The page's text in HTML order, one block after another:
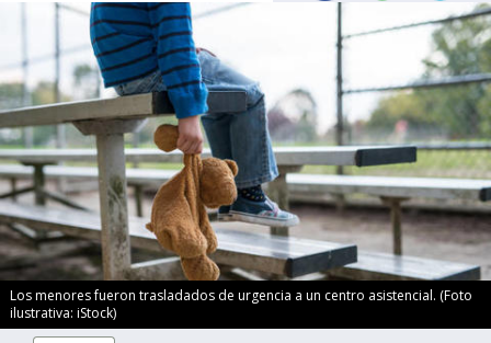
Los menores fueron trasladados de urgencia a un centro asistencial. (Foto
ilustrativa: iStock)